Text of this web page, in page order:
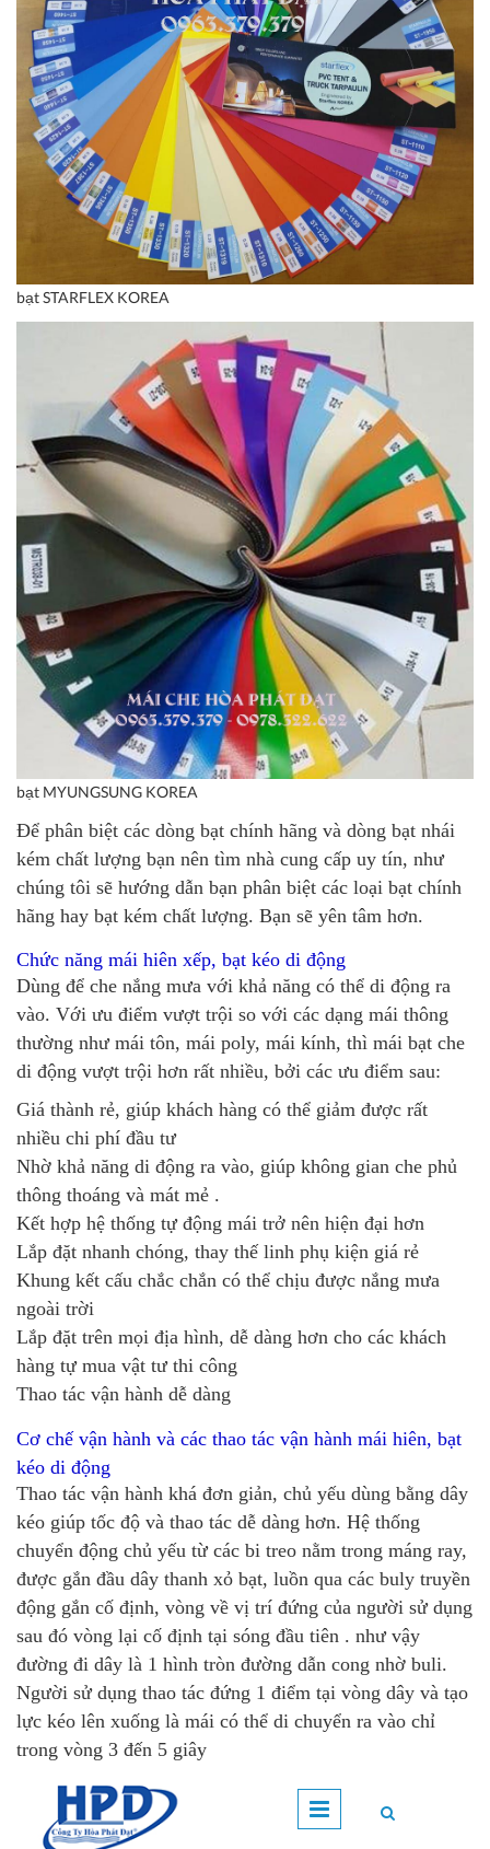
bạt STARFLEX KOREA
bạt MYUNGSUNG KOREA
Để phân biệt các dòng bạt chính hãng và dòng bạt nhái
kém chất lượng bạn nên tìm nhà cung cấp uy tín, như
chúng tôi sẽ hướng dẫn bạn phân biệt các loại bạt chính
hãng hay bạt kém chất lượng. Bạn sẽ yên tâm hơn.
Chức năng mái hiên xếp, bạt kéo di động
Dùng để che nắng mưa với khả năng có thể di động ra
vào. Với ưu điểm vượt trội so với các dạng mái thông
thường như mái tôn, mái poly, mái kính, thì mái bạt che
di động vượt trội hơn rất nhiều, bởi các ưu điểm sau:
Giá thành rẻ, giúp khách hàng có thể giảm được rất
nhiều chi phí đầu tư
Nhờ khả năng di động ra vào, giúp không gian che phủ
thông thoáng và mát mẻ .
Kết hợp hệ thống tự động mái trở nên hiện đại hơn
Lắp đặt nhanh chóng, thay thế linh phụ kiện giá rẻ
Khung kết cấu chắc chắn có thể chịu được nắng mưa
ngoài trời
Lắp đặt trên mọi địa hình, dễ dàng hơn cho các khách
hàng tự mua vật tư thi công
Thao tác vận hành dễ dàng
Cơ chế vận hành và các thao tác vận hành mái hiên, bạt
kéo di động
Thao tác vận hành khá đơn giản, chủ yếu dùng bằng dây
kéo giúp tốc độ và thao tác dễ dàng hơn. Hệ thống
chuyển động chủ yếu từ các bi treo nằm trong máng ray,
được gắn đầu dây thanh xỏ bạt, luồn qua các buly truyền
động gắn cố định, vòng về vị trí đứng của người sử dụng
sau đó vòng lại cố định tại sóng đầu tiên . như vậy
đường đi dây là 1 hình tròn đường dẫn cong nhờ buli.
Người sử dụng thao tác đứng 1 điểm tại vòng dây và tạo
lực kéo lên xuống là mái có thể di chuyển ra vào chỉ
trong vòng 3 đến 5 giây